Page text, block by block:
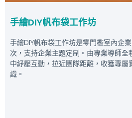
手繪DIY帆布袋工作坊
手繪DIY帆布袋工作坊是零門檻室內企
次，支持企業主題定制。由專業導師
中紓壓互動，拉近團隊距離，收獲專
識。